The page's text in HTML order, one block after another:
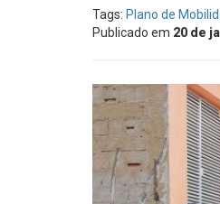
Tags: Plano de
Publicado em 20 de